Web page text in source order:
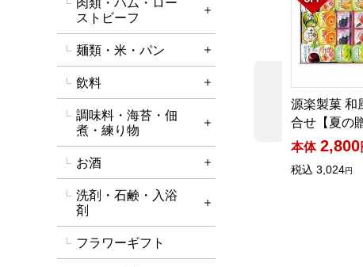
前の商品
源楽製菓 和
合せ【夏の
本体 2,800
税込 3,024円
肉類・ハム・ロー
ストビーフ
詳細を開く
麺類・米・パン
詳細を開く
飲料
詳細を開く
調味料・海苔・佃
煮・練り物
詳細を開く
お酒
詳細を開く
洗剤・石鹸・入浴
剤
詳細を開く
フラワーギフト